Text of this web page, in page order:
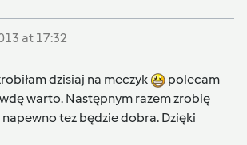
at 17:32
dzisiaj na meczyk
polecam
warto. Następnym razem zrobię
tez będzie dobra. Dzięki